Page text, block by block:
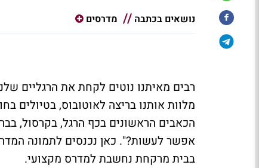
נושאים בכתבה מדרסים
רבים מאיתנו נוטים לקחת את הרגליים
מלוות אותנו בריצה לאוטובוס, בטיולים
הכאבים הראשונים בכף הרגל, בקרסול,
אפשר לעשות?". כאן נכנסים לתמונה
בבית מרקחת נחשבת למדרס מקצועי.